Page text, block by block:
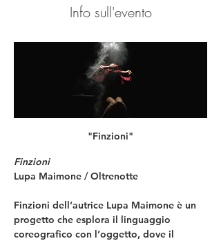
Info sull'evento
"Finzioni"
Finzioni
Lupa Maimone / Oltrenotte
Finzioni dell’autrice Lupa Maimone è un
progetto che esplora il linguaggio
coreografico con l’oggetto, dove il